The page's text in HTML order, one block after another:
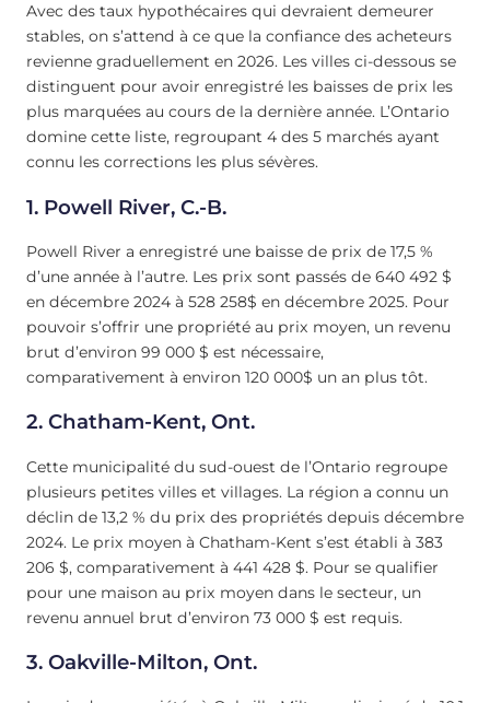
Avec des taux hypothécaires qui devraient demeurer
stables, on s’attend à ce que la confiance des acheteurs
revienne graduellement en 2026. Les villes ci-dessous se
distinguent pour avoir enregistré les baisses de prix les
plus marquées au cours de la dernière année. L’Ontario
domine cette liste, regroupant 4 des 5 marchés ayant
connu les corrections les plus sévères.
1. Powell River, C.-B.
Powell River a enregistré une baisse de prix de 17,5 %
d’une année à l’autre. Les prix sont passés de 640 492 $
en décembre 2024 à 528 258$ en décembre 2025. Pour
pouvoir s’offrir une propriété au prix moyen, un revenu
brut d’environ 99 000 $ est nécessaire,
comparativement à environ 120 000$ un an plus tôt.
2. Chatham-Kent, Ont.
Cette municipalité du sud-ouest de l’Ontario regroupe
plusieurs petites villes et villages. La région a connu un
déclin de 13,2 % du prix des propriétés depuis décembre
2024. Le prix moyen à Chatham-Kent s’est établi à 383
206 $, comparativement à 441 428 $. Pour se qualifier
pour une maison au prix moyen dans le secteur, un
revenu annuel brut d’environ 73 000 $ est requis.
3. Oakville-Milton, Ont.